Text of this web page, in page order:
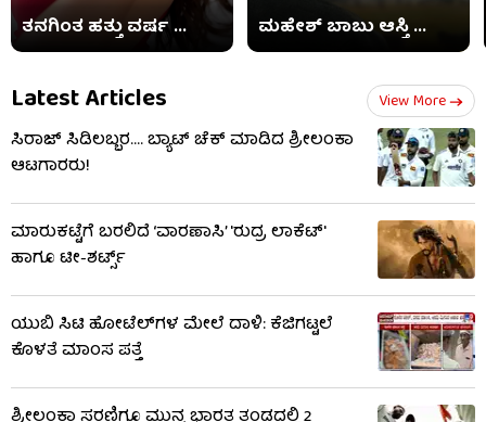
ತನಗಿಂತ ಹತ್ತು ವರ್ಷ ... ಮಹೇಶ್ ಬಾಬು ಆಸ್ತಿ ...
Latest Articles View More
ಸಿರಾಜ್ ಸಿಡಿಲಬ್ಬರ.... ಬ್ಯಾಟ್ ಚೆಕ್ ಮಾಡಿದ ಶ್ರೀಲಂಕಾ
ಆಟಗಾರರು!
ಮಾರುಕಟ್ಟೆಗೆ ಬರಲಿದೆ ‘ವಾರಣಾಸಿ’ 'ರುದ್ರ ಲಾಕೆಟ್'
ಹಾಗೂ ಟೀ-ಶರ್ಟ್ಸ್
ಯುಬಿ ಸಿಟಿ ಹೋಟೆಲ್‌ಗಳ ಮೇಲೆ ದಾಳಿ: ಕೆಜಿಗಟ್ಟಲೆ
ಕೊಳತೆ ಮಾಂಸ ಪತ್ತೆ